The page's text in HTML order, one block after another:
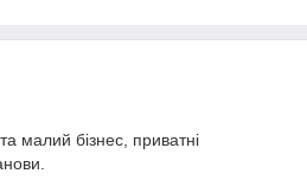
малий бізнес, приватні